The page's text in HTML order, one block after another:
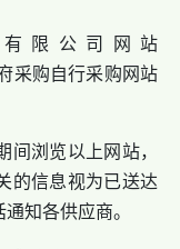
限公司网站
采购自行采购网站
间浏览以上网站，
的信息视为已送达
知各供应商。